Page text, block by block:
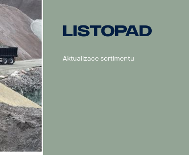
Listopad
Aktualizace sortimentu